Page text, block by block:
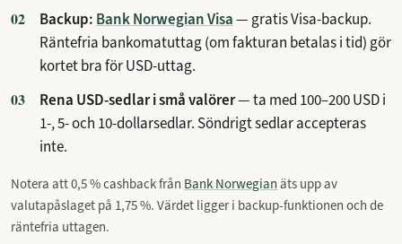
Backup: Bank Norwegian Visa— gratis Visa-backup.
Räntefria bankomatuttag (om fakturan betalas i tid) gör
kortet bra för USD-uttag.
Rena USD-sedlar i små valörer— ta med 100–200 USD i
1-, 5- och 10-dollarsedlar. Söndrigt sedlar accepteras
inte.
Notera att 0,5 % cashback från Bank Norwegian äts upp av
valutapåslaget på 1,75 %. Värdet ligger i backup-funktionen och de
räntefria uttagen.